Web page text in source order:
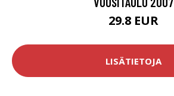
29.8 EUR
LISÄTIETOJA